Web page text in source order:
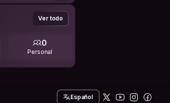
Ver todo
0
Personal
Español